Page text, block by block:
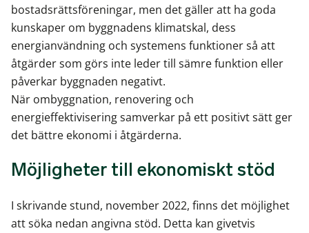
bostadsrättsföreningar, men det gäller att ha goda
kunskaper om byggnadens klimatskal, dess
energianvändning och systemens funktioner så att
åtgärder som görs inte leder till sämre funktion eller
påverkar byggnaden negativt.
När ombyggnation, renovering och
energieffektivisering samverkar på ett positivt sätt ger
det bättre ekonomi i åtgärderna.
Möjligheter till ekonomiskt stöd
I skrivande stund, november 2022, finns det möjlighet
att söka nedan angivna stöd. Detta kan givetvis